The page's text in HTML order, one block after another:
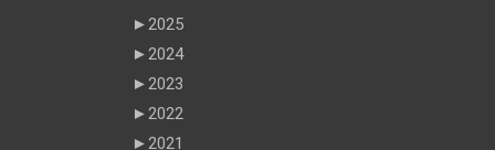
►2025
►2024
►2023
►2022
►2021